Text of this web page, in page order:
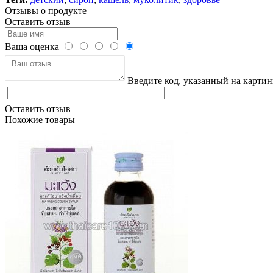
Отзывы о продукте
Оставить отзыв
Ваша оценка
Введите код, указанный на
Оставить отзыв
Похожие товары